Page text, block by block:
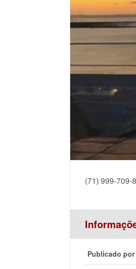
(71) 999-709-
Publicado por